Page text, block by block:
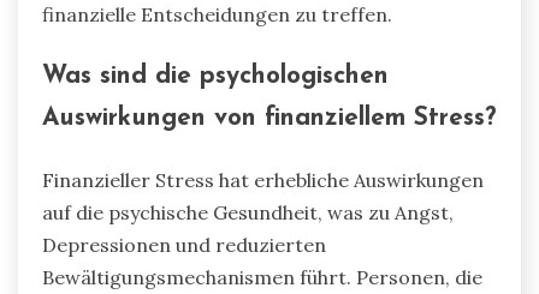
finanzielle Entscheidungen zu treffen.
Was sind die psychologischen
Auswirkungen von finanziellem Stress?
Finanzieller Stress hat erhebliche Auswirkungen
auf die psychische Gesundheit, was zu Angst,
Depressionen und reduzierten
Bewältigungsmechanismen führt. Personen, die